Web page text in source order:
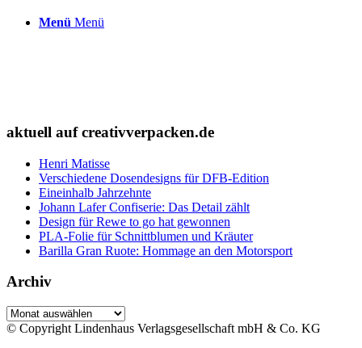
Menü Menü
aktuell auf creativverpacken.de
Henri Matisse
Verschiedene Dosendesigns für DFB-Edition
Eineinhalb Jahrzehnte
Johann Lafer Confiserie: Das Detail zählt
Design für Rewe to go hat gewonnen
PLA-Folie für Schnittblumen und Kräuter
Barilla Gran Ruote: Hommage an den Motorsport
Archiv
Archiv
© Copyright Lindenhaus Verlagsgesellschaft mbH & Co. KG